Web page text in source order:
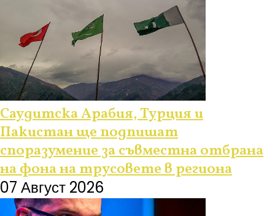
Саудитска Арабия, Турция и
Пакистан ще подпишат
споразумение за съвместна отбрана
на фона на трусовете в региона
07 Август 2026